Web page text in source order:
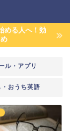
める人へ！効
ル・アプリ
おうち英語